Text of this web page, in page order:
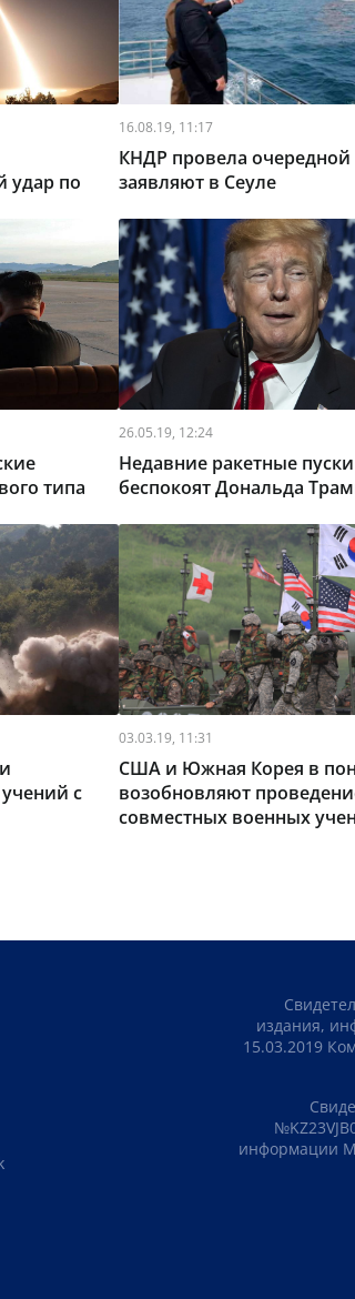
удар по
16.08.19, 11:17
КНДР провела очередной
заявляют в Сеуле
типа
26.05.19, 12:24
Недавние ракетные
беспокоят Дональда
с
03.03.19, 11:31
США и Южная Корея в
возобновляют
совместных военных
издания,
15.03.2019
информации